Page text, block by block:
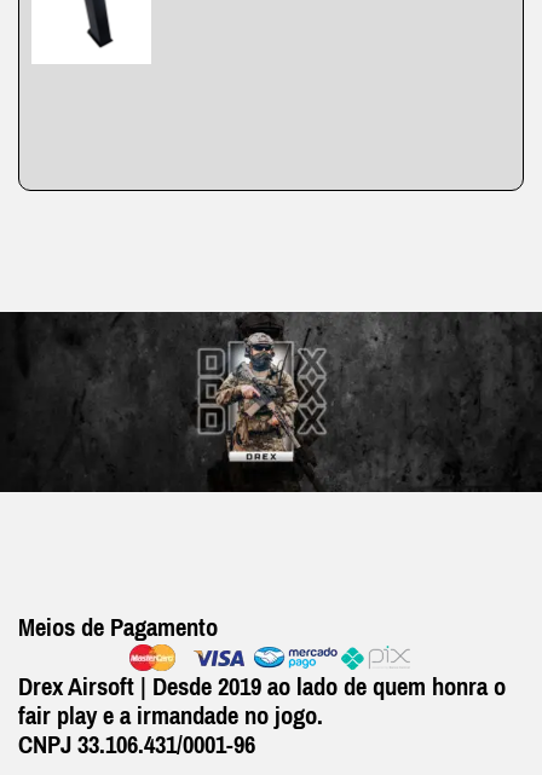
Meios de Pagamento
Drex Airsoft | Desde 2019 ao lado de quem honra o
fair play e a irmandade no jogo.
CNPJ 33.106.431/0001-96